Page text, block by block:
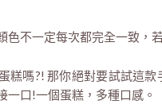
色不一定每次都完全一致，
糕嗎?! 那你絕對要試試這
一口!一個蛋糕，多種口感。